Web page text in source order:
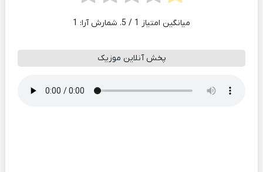
میانگین امتیاز 1 / 5. شمارش آرا: 1
پخش آنلاین موزیک